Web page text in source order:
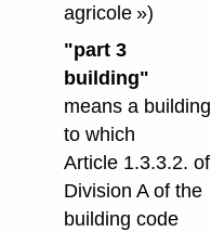
agricole »)
"part 3
building"
means a building
to which
Article 1.3.3.2. of
Division A of the
building code